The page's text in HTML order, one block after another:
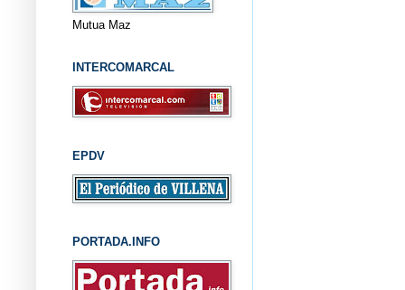
Mutua Maz
INTERCOMARCAL
EPDV
PORTADA.INFO